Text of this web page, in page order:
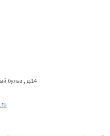
бульв., д.14